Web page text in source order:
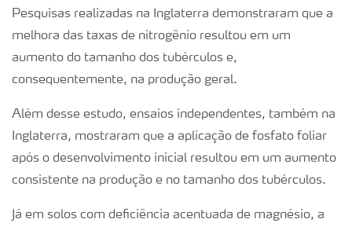
Pesquisas realizadas na Inglaterra demonstraram que a
melhora das taxas de nitrogênio resultou em um
aumento do tamanho dos tubérculos e,
consequentemente, na produção geral.
Além desse estudo, ensaios independentes, também na
Inglaterra, mostraram que a aplicação de fosfato foliar
após o desenvolvimento inicial resultou em um aumento
consistente na produção e no tamanho dos tubérculos.
Já em solos com deficiência acentuada de magnésio, a